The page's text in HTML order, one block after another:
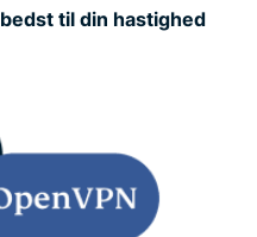
bedst til din hastighed